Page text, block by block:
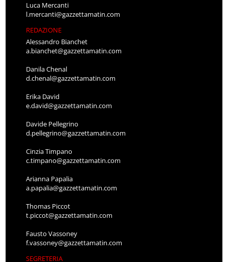
Luca Mercanti
l.mercanti@gazzettamatin.com
REDAZIONE
Alessandro Bianchet
a.bianchet@gazzettamatin.com
Danila Chenal
d.chenal@gazzettamatin.com
Erika David
e.david@gazzettamatin.com
Davide Pellegrino
d.pellegrino@gazzettamatin.com
Cinzia Timpano
c.timpano@gazzettamatin.com
Arianna Papalia
a.papalia@gazzettamatin.com
Thomas Piccot
t.piccot@gazzettamatin.com
Fausto Vassoney
f.vassoney@gazzettamatin.com
SEGRETERIA